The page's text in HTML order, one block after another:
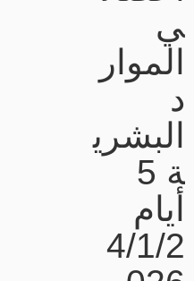
ي
الموار
د
البشري
ة 5
أيام
4/1/2